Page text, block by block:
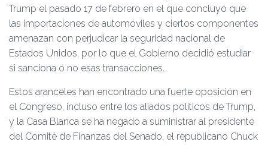
Trump el pasado 17 de febrero en el que concluyó que
las importaciones de automóviles y ciertos componentes
amenazan con perjudicar la seguridad nacional de
Estados Unidos, por lo que el Gobierno decidió estudiar
si sanciona o no esas transacciones.
Estos aranceles han encontrado una fuerte oposición en
el Congreso, incluso entre los aliados políticos de Trump,
y la Casa Blanca se ha negado a suministrar al presidente
del Comité de Finanzas del Senado, el republicano Chuck